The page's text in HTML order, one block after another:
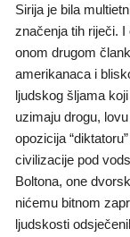
Sirija je bila
značenja tih riječi.
onom drugom
amerikanaca i
ljudskog šljama
uzimaju drogu,
opozicija
civilizacije pod
Boltona, one
nićemu bitnom
ljudskosti